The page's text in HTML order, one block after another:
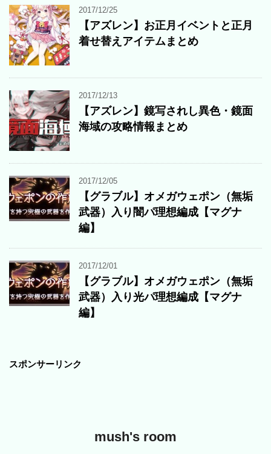
2017/12/25
【アズレン】お正月イベントと正月
着せ替えアイテムまとめ
2017/12/13
【アズレン】鏡写されし異色・鏡面
海域の攻略情報まとめ
2017/12/05
【グラブル】オメガウェポン（無垢
武器）入り闇パ理想編成【マグナ
編】
2017/12/01
【グラブル】オメガウェポン（無垢
武器）入り光パ理想編成【マグナ
編】
スポンサーリンク
mush's room